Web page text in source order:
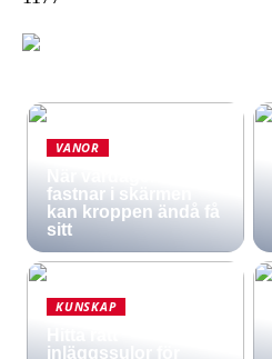
VANOR
fastnar i skärmen
kan kroppen ändå få
sitt
KUNSKAP
Hitta rätt
inläggssulor för